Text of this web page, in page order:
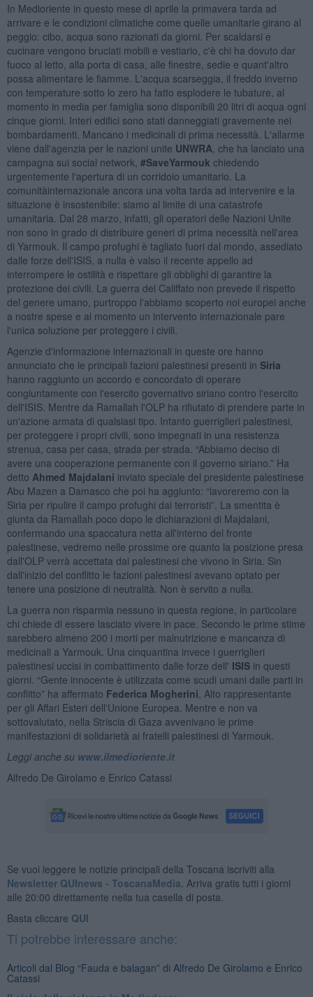
In Medioriente in questo mese di aprile la primavera tarda ad
arrivare e le condizioni climatiche come quelle umanitarie girano al
peggio: cibo, acqua sono razionati da giorni. Per scaldarsi e
cucinare vengono bruciati mobili e vestiario, c'è chi ha dovuto dar
fuoco al letto, alla porta di casa, alle finestre, sedie e quant'altro
possa alimentare le fiamme. L'acqua scarseggia, il freddo inverno
con temperature sotto lo zero ha fatto esplodere le tubature, al
momento in media per famiglia sono disponibili 20 litri di acqua ogni
cinque giorni. Interi edifici sono stati danneggiati gravemente nei
bombardamenti. Mancano i medicinali di prima necessità. L'allarme
viene dall'agenzia per le nazioni unite UNWRA , che ha lanciato una
campagna sui social network, #SaveYarmouk chiedendo
urgentemente l'apertura di un corridoio umanitario. La
comunitàinternazionale ancora una volta tarda ad intervenire e la
situazione è insostenibile: siamo al limite di una catastrofe
umanitaria. Dal 28 marzo, infatti, gli operatori delle Nazioni Unite
non sono in grado di distribuire generi di prima necessità nell'area
di Yarmouk. Il campo profughi è tagliato fuori dal mondo, assediato
dalle forze dell'ISIS, a nulla è valso il recente appello ad
interrompere le ostilità e rispettare gli obblighi di garantire la
protezione dei civili. La guerra del Califfato non prevede il rispetto
del genere umano, purtroppo l'abbiamo scoperto noi europei anche
a nostre spese e al momento un intervento internazionale pare
l'unica soluzione per proteggere i civili.
Agenzie d'informazione internazionali in queste ore hanno
annunciato che le principali fazioni palestinesi presenti in Siria
hanno raggiunto un accordo e concordato di operare
congiuntamente con l'esercito governativo siriano contro l'esercito
dell'ISIS. Mentre da Ramallah l'OLP ha rifiutato di prendere parte in
un'azione armata di qualsiasi tipo. Intanto guerriglieri palestinesi,
per proteggere i propri civili, sono impegnati in una resistenza
strenua, casa per casa, strada per strada. “Abbiamo deciso di
avere una cooperazione permanente con il governo siriano.” Ha
detto Ahmed Majdalani inviato speciale del presidente palestinese
Abu Mazen a Damasco che poi ha aggiunto: “lavoreremo con la
Siria per ripulire il campo profughi dai terroristi”. La smentita è
giunta da Ramallah poco dopo le dichiarazioni di Majdalani,
confermando una spaccatura netta all'interno del fronte
palestinese, vedremo nelle prossime ore quanto la posizione presa
dall'OLP verrà accettata dai palestinesi che vivono in Siria. Sin
dall'inizio del conflitto le fazioni palestinesi avevano optato per
tenere una posizione di neutralità. Non è servito a nulla.
La guerra non risparmia nessuno in questa regione, in particolare
chi chiede di essere lasciato vivere in pace. Secondo le prime stime
sarebbero almeno 200 i morti per malnutrizione e mancanza di
medicinali a Yarmouk. Una cinquantina invece i guerriglieri
palestinesi uccisi in combattimento dalle forze dell' ISISin questi
giorni. “Gente innocente è utilizzata come scudi umani dalle parti in
conflitto” ha affermato Federica Mogherini , Alto rappresentante
per gli Affari Esteri dell'Unione Europea. Mentre e non va
sottovalutato, nella Striscia di Gaza avvenivano le prime
manifestazioni di solidarietà ai fratelli palestinesi di Yarmouk.
Leggi anche su www.ilmedioriente.it
Alfredo De Girolamo e Enrico Catassi
Se vuoi leggere le notizie principali della Toscana iscriviti alla
Newsletter QUInews - ToscanaMedia. Arriva gratis tutti i giorni
alle 20:00 direttamente nella tua casella di posta.
Basta cliccare QUI
Ti potrebbe interessare anche:
Articoli dal Blog “Fauda e balagan” di Alfredo De Girolamo e Enrico
Catassi